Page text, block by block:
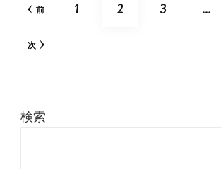
の
ー
前 固
1 固
2 固
3 …
次
検索